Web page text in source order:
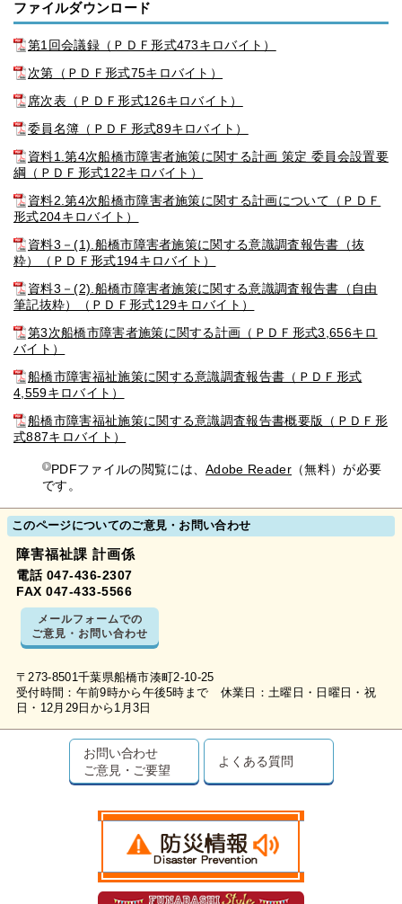
ファイルダウンロード
第1回会議録（ＰＤＦ形式473キロバイト）
次第（ＰＤＦ形式75キロバイト）
席次表（ＰＤＦ形式126キロバイト）
委員名簿（ＰＤＦ形式89キロバイト）
資料1.第4次船橋市障害者施策に関する計画 策定 委員会設置要
綱（ＰＤＦ形式122キロバイト）
資料2.第4次船橋市障害者施策に関する計画について（ＰＤＦ
形式204キロバイト）
資料3－(1).船橋市障害者施策に関する意識調査報告書（抜
粋）（ＰＤＦ形式194キロバイト）
資料3－(2).船橋市障害者施策に関する意識調査報告書（自由
筆記抜粋）（ＰＤＦ形式129キロバイト）
第3次船橋市障害者施策に関する計画（ＰＤＦ形式3,656キロ
バイト）
船橋市障害福祉施策に関する意識調査報告書（ＰＤＦ形式
4,559キロバイト）
船橋市障害福祉施策に関する意識調査報告書概要版（ＰＤＦ形
式887キロバイト）
PDFファイルの閲覧には、Adobe Reader （無料）が必要
です。
このページについてのご意見・お問い合わせ
障害福祉課 計画係
電話 047-436-2307
FAX 047-433-5566
メールフォームでの
ご意見・お問い合わせ
〒273-8501千葉県船橋市湊町2-10-25
受付時間：午前9時から午後5時まで 休業日：土曜日・日曜日・祝
日・12月29日から1月3日
お問い合わせ
ご意見・ご要望
よくある質問